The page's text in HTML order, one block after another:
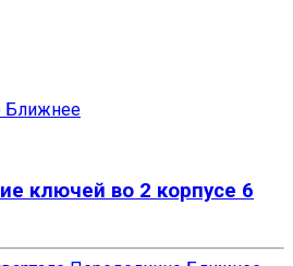
ключей во 2 корпусе 6